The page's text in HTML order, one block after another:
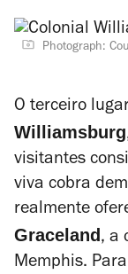
Photograph:
O terceiro
Williamsburg
visitantes
viva cobra
realmente
Graceland , a
Memphis.